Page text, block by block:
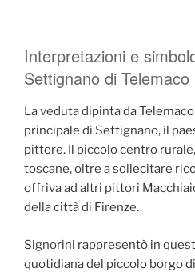
Interpretazioni e
Settignano di
La veduta dipinta da
principale di Settignano, il
pittore. Il piccolo centro
toscane, oltre a sollecitare
offriva ad altri pittori
della città di Firenze.
Signorini rappresentò in
quotidiana del piccolo borgo